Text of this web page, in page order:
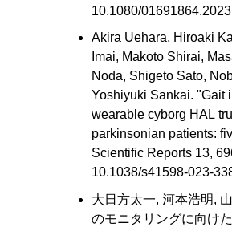
10.1080/
Akira Uehara, Hiroaki
Imai, Makoto Shirai,
Noda, Shigeto Sato,
Yoshiyuki Sankai. "Gait
wearable cyborg HAL
parkinsonian patients:
Scientific Reports 13,
10.1038/s41598-023-
大日方太一, 河本浩明,
のモニタリングに向け